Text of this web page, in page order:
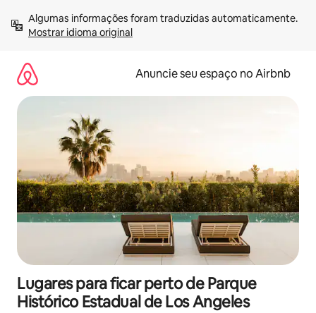
para
Mostrar idioma original
Anuncie seu espaço no Airbnb
Lugares para ficar perto de Parque
Histórico Estadual de Los Angeles